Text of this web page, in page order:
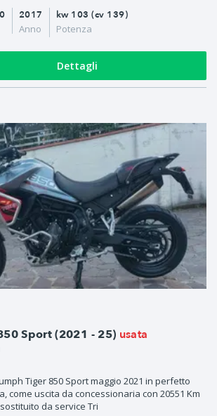
2017
Anno
kw 103 (cv 139)
Potenza
Dettagli
Sport (2021 - 25) usata
Tiger 850 Sport maggio 2021 in perfetto
come uscita da concessionaria con 20551 Km
da service Tri